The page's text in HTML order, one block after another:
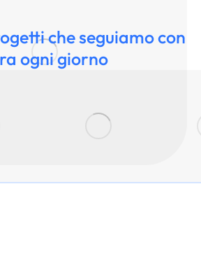
che seguiamo con
ogni giorno